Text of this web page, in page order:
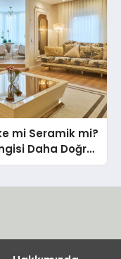
mi Seramik mi?
Daha Doğru